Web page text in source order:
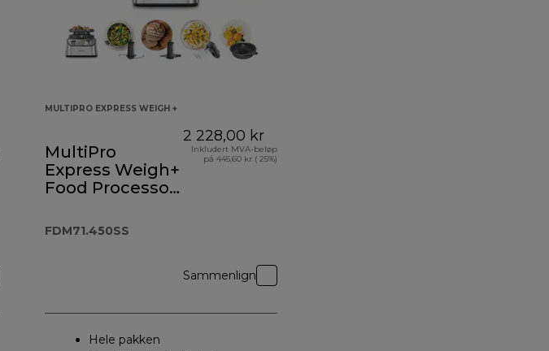
MULTIPRO EXPRESS WEIGH +
MultiPro
Express Weigh+
Food Processor
FDM71.450SS
2 228,00 kr
Inkludert MVA-beløp
på 445,60 kr ( 25%)
Sammenlign
Hele pakken